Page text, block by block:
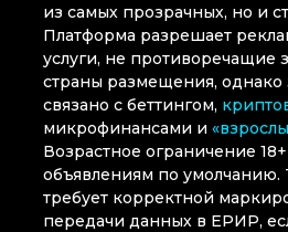
из самых прозрачных, но и
Платформа разрешает
услуги, не противоречащие
страны размещения, однако
связано с беттингом,
микрофинансами и
Возрастное ограничение
объявлениям по умолчанию.
требует корректной
передачи данных в ЕРИР,